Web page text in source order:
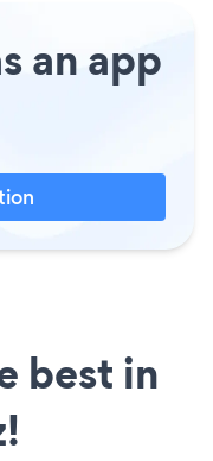
an app
best in